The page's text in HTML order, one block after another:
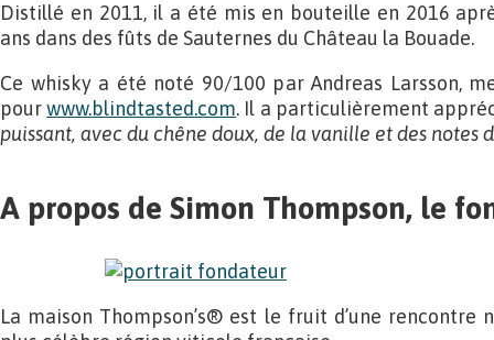
Distillé en 2011, il a été mis en bouteille en 2016
ans dans des fûts de Sauternes du Château la Bouade.
Ce whisky a été noté 90/100 par Andreas Larsson,
pourwww.blindtasted.com. Il a particulièrement
puissant, avec du chêne doux, de la vanille et des notes
A propos de Simon Thompson, le
La maison Thompson’s® est le fruit d’une rencontre